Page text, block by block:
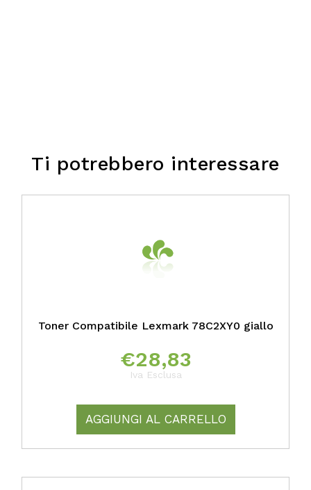
Ti potrebbero interessare
Toner Compatibile Lexmark 78C2XY0 giallo
€28,83
Iva Esclusa
AGGIUNGI AL CARRELLO